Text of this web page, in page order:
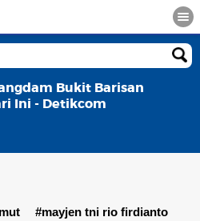
Bukit Barisan
Ini - Detikcom
#mayjen tni rio firdianto